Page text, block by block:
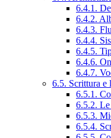
6.4.1.
6.4.2.
6.4.3.
6.4.4.
6.4.5.
6.4.6.
6.4.7.
6.5. Scrittura e
6.5.1.
6.5.2.
6.5.3.
6.5.4.